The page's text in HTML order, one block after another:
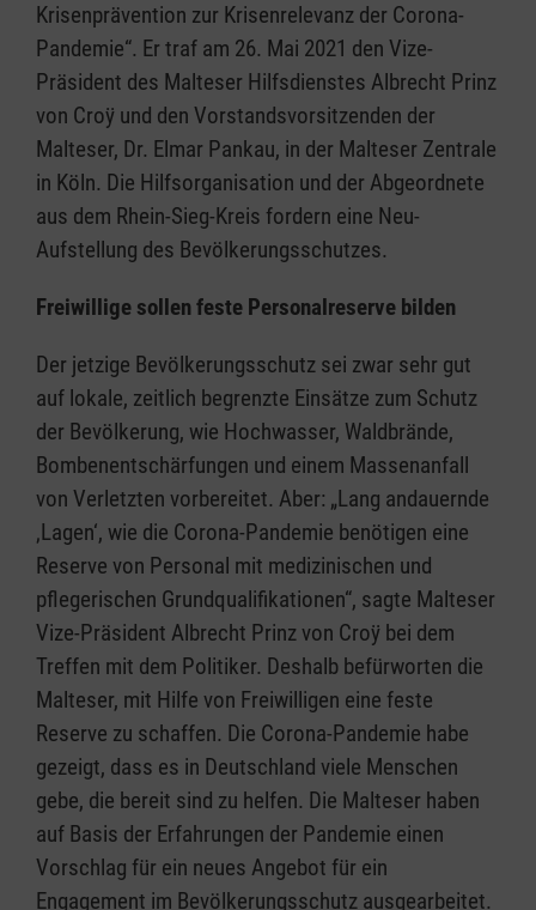
Krisenprävention zur Krisenrelevanz der Corona-
Pandemie“. Er traf am 26. Mai 2021 den Vize-
Präsident des Malteser Hilfsdienstes Albrecht Prinz
von Croÿ und den Vorstandsvorsitzenden der
Malteser, Dr. Elmar Pankau, in der Malteser Zentrale
in Köln. Die Hilfsorganisation und der Abgeordnete
aus dem Rhein-Sieg-Kreis fordern eine Neu-
Aufstellung des Bevölkerungsschutzes.
Freiwillige sollen feste Personalreserve bilden
Der jetzige Bevölkerungsschutz sei zwar sehr gut
auf lokale, zeitlich begrenzte Einsätze zum Schutz
der Bevölkerung, wie Hochwasser, Waldbrände,
Bombenentschärfungen und einem Massenanfall
von Verletzten vorbereitet. Aber: „Lang andauernde
‚Lagen‘, wie die Corona-Pandemie benötigen eine
Reserve von Personal mit medizinischen und
pflegerischen Grundqualifikationen“, sagte Malteser
Vize-Präsident Albrecht Prinz von Croÿ bei dem
Treffen mit dem Politiker. Deshalb befürworten die
Malteser, mit Hilfe von Freiwilligen eine feste
Reserve zu schaffen. Die Corona-Pandemie habe
gezeigt, dass es in Deutschland viele Menschen
gebe, die bereit sind zu helfen. Die Malteser haben
auf Basis der Erfahrungen der Pandemie einen
Vorschlag für ein neues Angebot für ein
Engagement im Bevölkerungsschutz ausgearbeitet.